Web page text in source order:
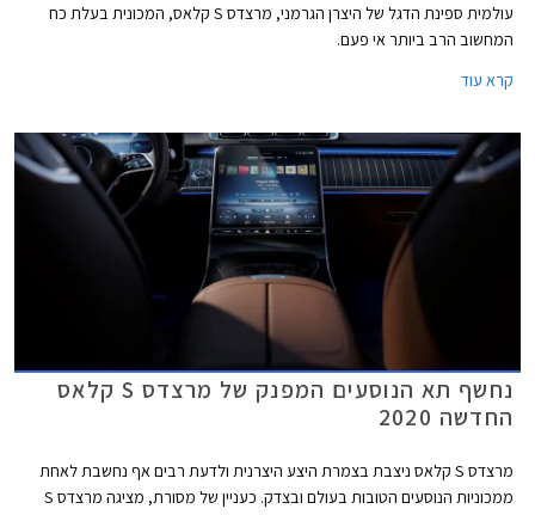
עולמית ספינת הדגל של היצרן הגרמני, מרצדס S קלאס, המכונית בעלת כח
המחשוב הרב ביותר אי פעם.
קרא עוד
נחשף תא הנוסעים המפנק של מרצדס S קלאס
החדשה 2020
מרצדס S קלאס ניצבת בצמרת היצע היצרנית ולדעת רבים אף נחשבת לאחת
ממכוניות הנוסעים הטובות בעולם ובצדק. כעניין של מסורת, מציגה מרצדס S